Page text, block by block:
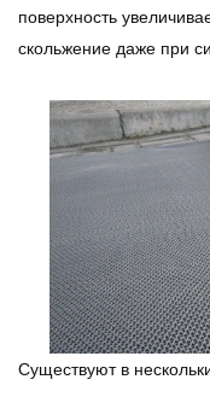
поверхность
скольжение даже при
Существуют в